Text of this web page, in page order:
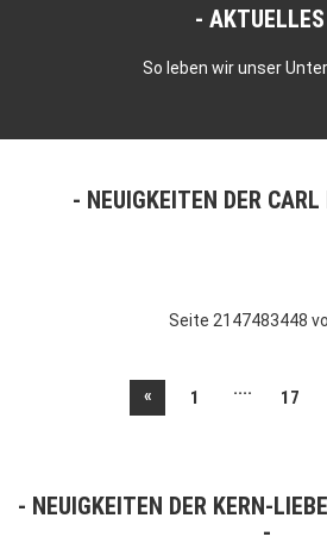
AKTUELLES
So leben wir unser
NEUIGKEITEN DER
Seite 2147483448
« 1 .... 17
NEUIGKEITEN DER KERN-